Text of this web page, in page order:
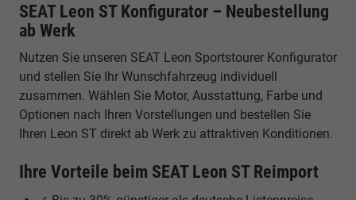
SEAT Leon ST Konfigurator – Neubestellung
ab Werk
Nutzen Sie unseren SEAT Leon Sportstourer Konfigurator
und stellen Sie Ihr Wunschfahrzeug individuell
zusammen. Wählen Sie Motor, Ausstattung, Farbe und
Optionen nach Ihren Vorstellungen und bestellen Sie
Ihren Leon ST direkt ab Werk zu attraktiven Konditionen.
Ihre Vorteile beim SEAT Leon ST Reimport